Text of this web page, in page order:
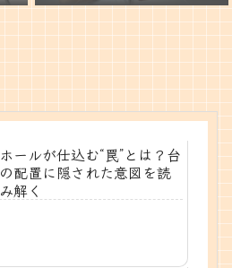
ホールが仕込む“罠”とは？台
の配置に隠された意図を読
み解く